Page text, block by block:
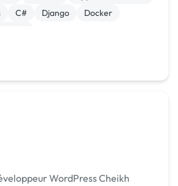
C# Django
Docker
WordPress Cheikh